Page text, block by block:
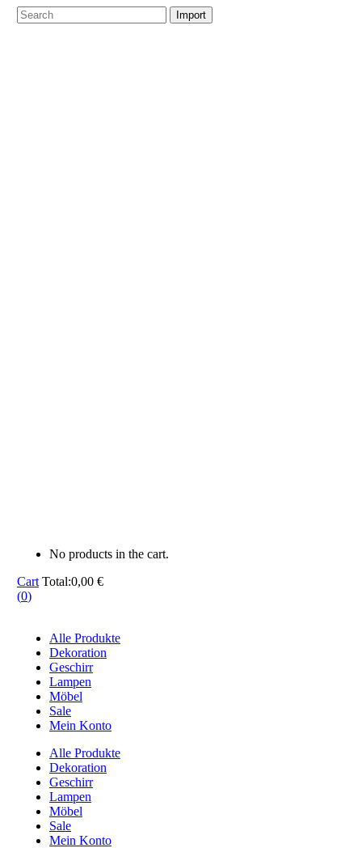
No products in the cart.
Cart Total:0,00 €
(0)
Alle Produkte
Dekoration
Geschirr
Lampen
Möbel
Sale
Mein Konto
Alle Produkte
Dekoration
Geschirr
Lampen
Möbel
Sale
Mein Konto